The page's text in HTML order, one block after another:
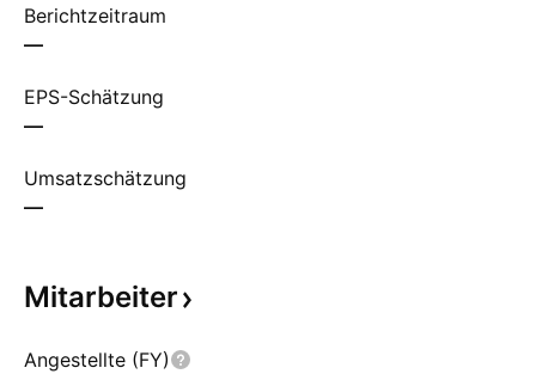
Berichtzeitraum
—
EPS-Schätzung
—
Umsatzschätzung
—
Mitarbeiter
Angestellte (FY)